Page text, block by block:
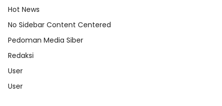
Hot News
No Sidebar Content Centered
Pedoman Media Siber
Redaksi
User
User